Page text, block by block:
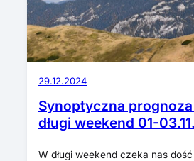
29.12.2024
Synoptyczna
długi weekend 01-
W długi weekend czeka nas